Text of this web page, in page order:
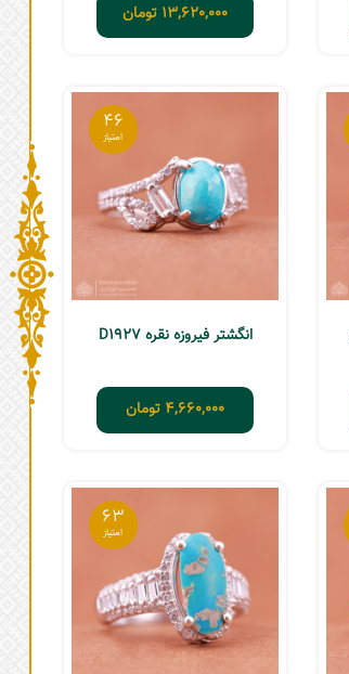
13,620,000 تومان
46
انگشتر فیروزه نقره D1927
4,660,000 تومان
63